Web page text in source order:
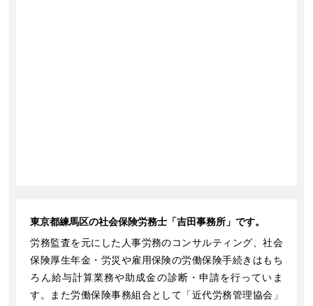
東京都練馬区の社会保険労務士「吉田事務所」です。
労務監査を元にした人事労務のコンサルティング、社会
保険厚生年金・労災や雇用保険の労働保険手続きはもち
ろん給与計算業務や助成金の診断・申請を行っていま
す。また労働保険事務組合として「近代労務管理協会」